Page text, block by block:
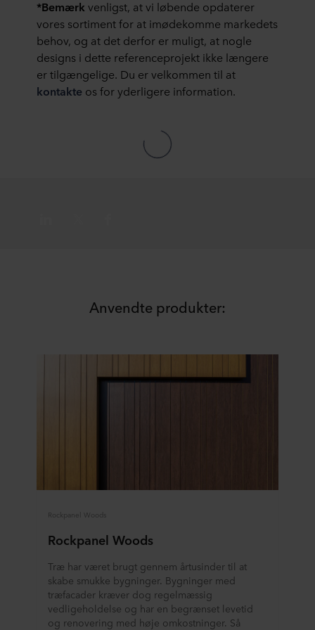
*Bemærk venligst, at vi løbende opdaterer
vores sortiment for at imødekomme markedets
behov, og at det derfor er muligt, at nogle
designs i dette referenceprojekt ikke længere
er tilgængelige. Du er velkommen til at
kontakte os for yderligere information.
Anvendte produkter:
Rockpanel Woods
Rockpanel Woods
Træ har været brugt gennem årtusinder til at
skabe smukke bygninger. Bygninger med
træfacader kræver dog regelmæssig
vedligeholdelse og har en begrænset levetid
og renovering med høje omkostninger. Så